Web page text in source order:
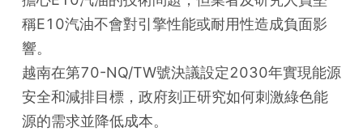
稱E10汽油不會對引擎性能或耐用性造成負面影
響。
越南在第70-NQ/TW號決議設定2030年實現能源
安全和減排目標，政府刻正研究如何刺激綠色能
源的需求並降低成本。